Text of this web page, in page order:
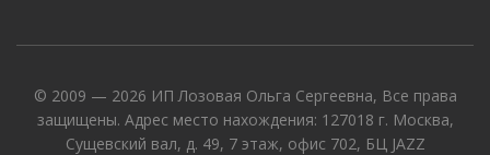
© 2009 — 2026 ИП Лозовая Ольга Сергеевна, Все права
защищены. Адрес место нахождения: 127018 г. Москва,
Сущевский вал, д. 49, 7 этаж, офис 702, БЦ JAZZ